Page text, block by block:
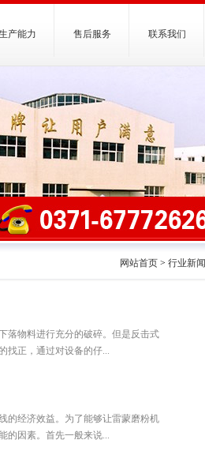
产能力 售后服务 联系我们
网站首页> 行业新闻
落物料进行充分的破碎。但是反击式
找正，通过对设备的仔...
的经济效益。为了能够让雷蒙磨粉机
的因素。首先一般来说...